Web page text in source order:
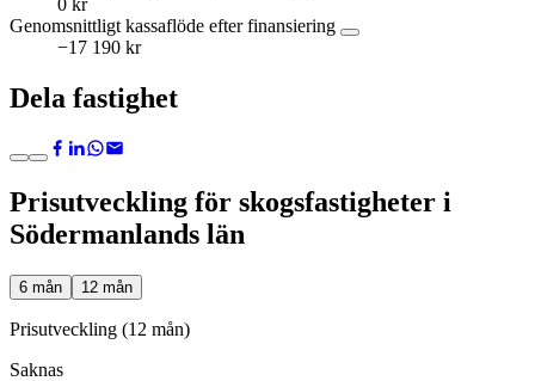
0 kr
Genomsnittligt kassaflöde efter finansiering
−17 190 kr
Dela fastighet
Prisutveckling för skogsfastigheter i
Södermanlands län
6 mån 12 mån
Prisutveckling (12 mån)
Saknas